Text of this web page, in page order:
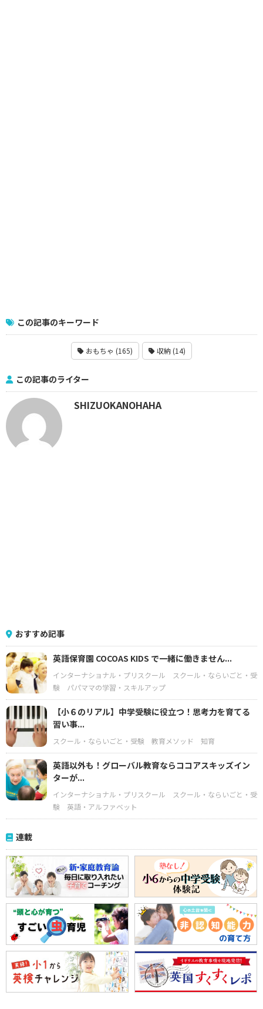
この記事のキーワード
おもちゃ (165) 収納 (14)
この記事のライター
SHIZUOKANOHAHA
おすすめ記事
英語保育園 COCOAS KIDS で一緒に働きません...
インターナショナル・プリスクール
スクール・ならいごと・受
験
パパママの学習・スキルアップ
【小６のリアル】中学受験に役立つ！思考力を育てる
習い事...
スクール・ならいごと・受験 教育メソッド 知育
英語以外も！グローバル教育ならココアスキッズイン
ターが...
インターナショナル・プリスクール
スクール・ならいごと・受
験
英語・アルファベット
連載